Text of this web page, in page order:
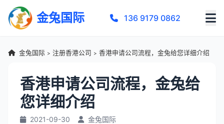
金兔国际 136 9179 0862
金兔国际 > 注册香港公司 > 香港申请公司流程，金兔给您详细介绍
香港申请公司流程，金兔给
您详细介绍
2021-09-30 金兔国际